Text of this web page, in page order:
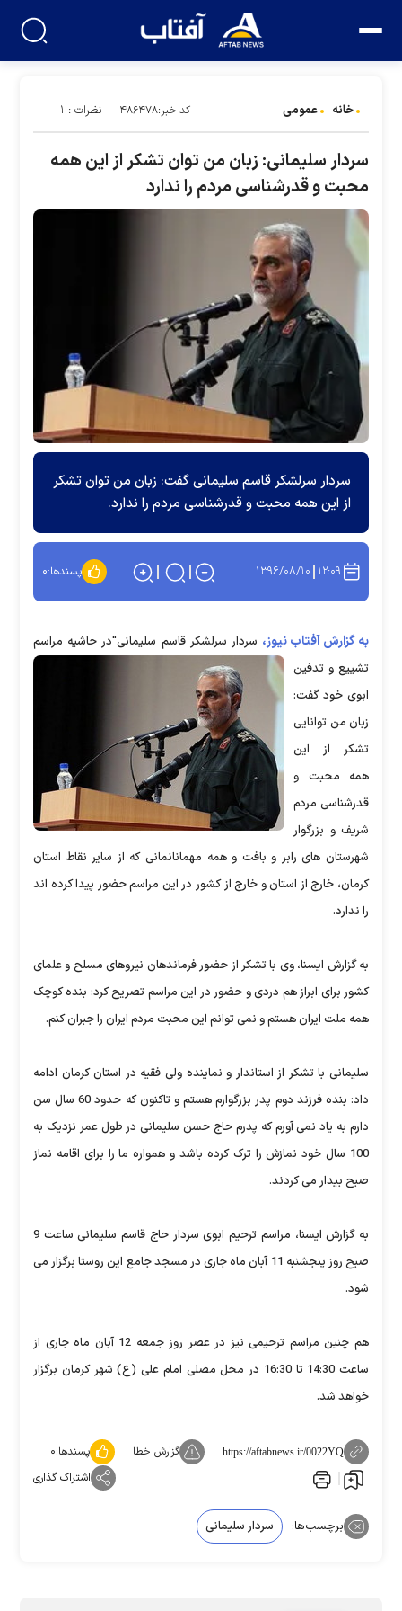
خانه عمومی کد خبر:۴۸۶۴۷۸ نظرات : ۱
سردار سلیمانی: زبان من توان تشکر از این همه
محبت و قدرشناسی مردم را ندارد
سردار سرلشکر قاسم سلیمانی گفت: زبان من توان تشکر
از این همه محبت و قدرشناسی مردم را ندارد.
۱۲:۰۹ ۱۳۹۶/۰۸/۱۰ پسندها:۰
به گزارش آفتاب نیوز، سردار سرلشکر قاسم سلیمانی"در حاشیه مراسم
تشییع و تدفین
ابوی خود گفت:
زبان من توانایی
تشکر از این
همه محبت و
قدرشناسی مردم
شریف و بزرگوار
شهرستان های رابر و بافت و همه مهمانانمانی که از سایر نقاط استان
کرمان، خارج از استان و خارج از کشور در این مراسم حضور پیدا کرده اند
را ندارد.
به گزارش ایسنا، وی با تشکر از حضور فرماندهان نیروهای مسلح و علمای
کشور برای ابراز هم دردی و حضور در این مراسم تصریح کرد: بنده کوچک
همه ملت ایران هستم و نمی توانم این محبت مردم ایران را جبران کنم.
سلیمانی با تشکر از استاندار و نماینده ولی فقیه در استان کرمان ادامه
داد: بنده فرزند دوم پدر بزرگوارم هستم و تاکنون که حدود 60 سال سن
دارم به یاد نمی آورم که پدرم حاج حسن سلیمانی در طول عمر نزدیک به
100 سال خود نمازش را ترک کرده باشد و همواره ما را برای اقامه نماز
صبح بیدار می کردند.
به گزارش ایسنا، مراسم ترحیم ابوی سردار حاج قاسم سلیمانی ساعت 9
صبح روز پنجشنبه 11 آبان ماه جاری در مسجد جامع این روستا برگزار می
شود.
هم چنین مراسم ترحیمی نیز در عصر روز جمعه 12 آبان ماه جاری از
ساعت 14:30 تا 16:30 در محل مصلی امام علی (ع) شهر کرمان برگزار
خواهد شد.
https://aftabnews.ir/0022YQ گزارش خطا پسندها:۰
اشتراک گذاری
برچسب‌ها: سردار سلیمانی